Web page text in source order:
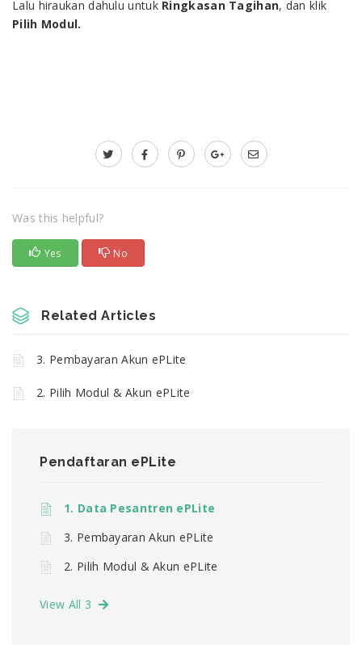
Lalu hiraukan dahulu untuk Ringkasan Tagihan, dan klik
Pilih Modul.
Was this helpful?
Yes No
Related Articles
3. Pembayaran Akun ePLite
2. Pilih Modul & Akun ePLite
Pendaftaran ePLite
1. Data Pesantren ePLite
3. Pembayaran Akun ePLite
2. Pilih Modul & Akun ePLite
View All 3